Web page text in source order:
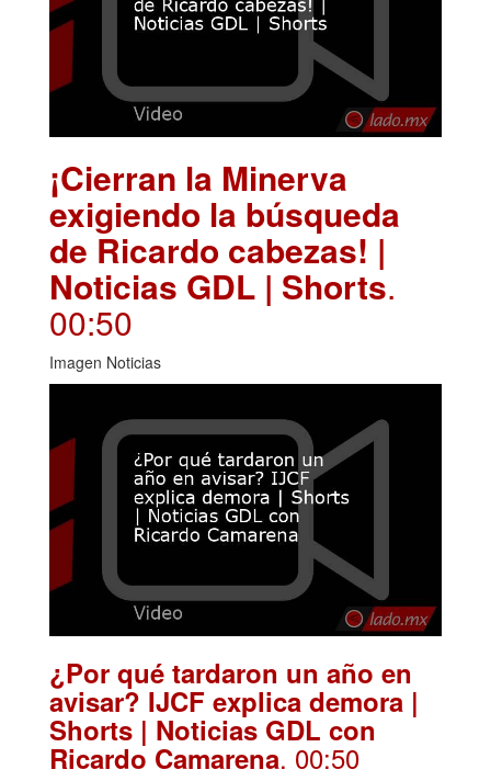
¡Cierran la Minerva
exigiendo la búsqueda
de Ricardo cabezas! |
Noticias GDL | Shorts.
00:50
Imagen Noticias
¿Por qué tardaron un año en
avisar? IJCF explica demora |
Shorts | Noticias GDL con
Ricardo Camarena. 00:50